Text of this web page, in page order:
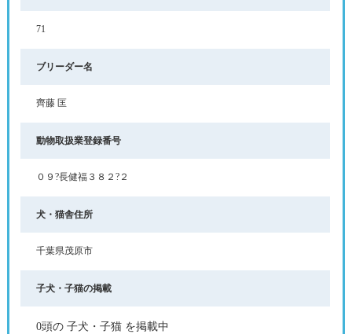
71
ブリーダー名
齊藤 匡
動物取扱業登録番号
０９?長健福３８２?２
犬・猫舎住所
千葉県茂原市
子犬・子猫の掲載
0頭の 子犬・子猫 を掲載中